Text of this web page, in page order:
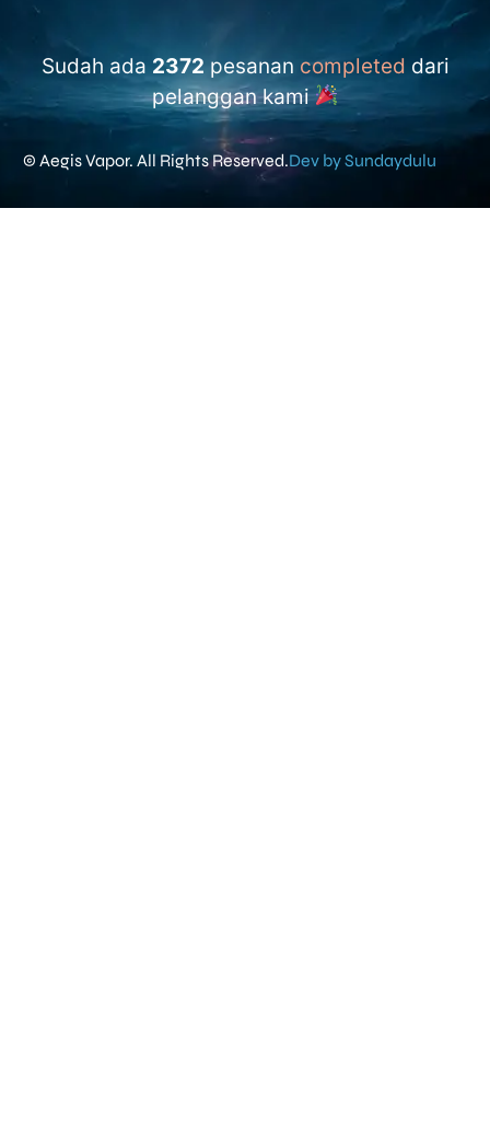
Sudah ada 2372 pesanan completed dari
pelanggan kami
© Aegis Vapor. All Rights Reserved.Dev by Sundaydulu